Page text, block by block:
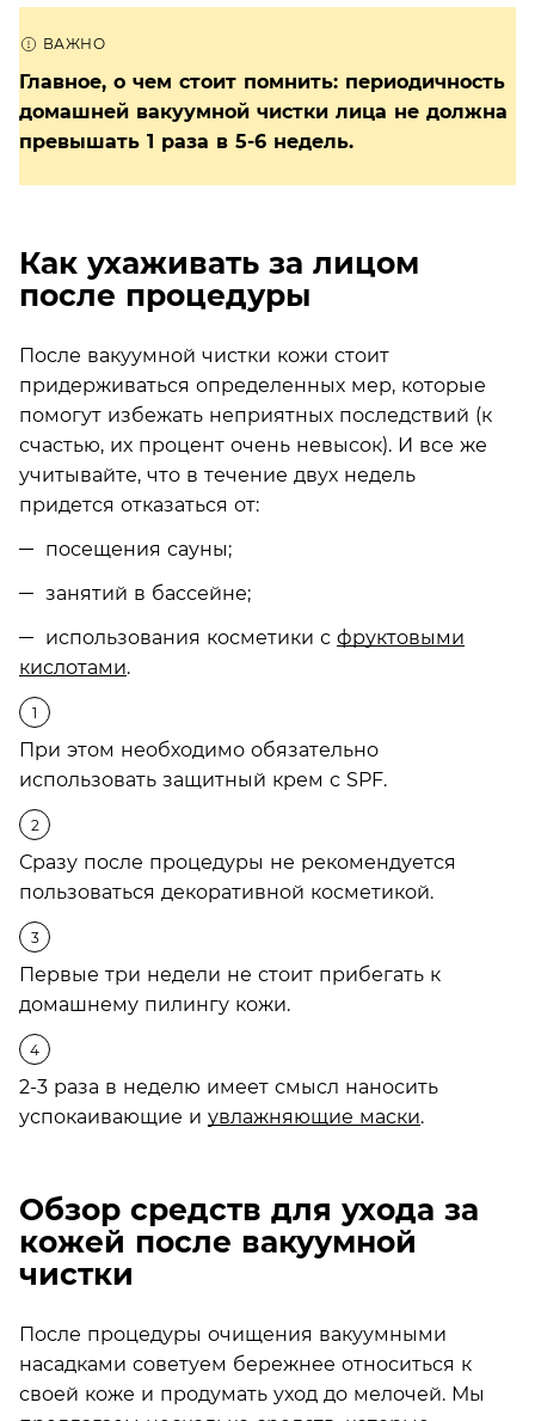
Главное, о чем стоит помнить: периодичность
домашней вакуумной чистки лица не должна
превышать 1 раза в 5-6 недель.
Как ухаживать за лицом
после процедуры
После вакуумной чистки кожи стоит
придерживаться определенных мер, которые
помогут избежать неприятных последствий (к
счастью, их процент очень невысок). И все же
учитывайте, что в течение двух недель
придется отказаться от:
посещения сауны;
занятий в бассейне;
использования косметики с фруктовыми
кислотами.
При этом необходимо обязательно
использовать защитный крем с SPF.
Сразу после процедуры не рекомендуется
пользоваться декоративной косметикой.
Первые три недели не стоит прибегать к
домашнему пилингу кожи.
2-3 раза в неделю имеет смысл наносить
успокаивающие и увлажняющие маски.
Обзор средств для ухода за
кожей после вакуумной
чистки
После процедуры очищения вакуумными
насадками советуем бережнее относиться к
своей коже и продумать уход до мелочей. Мы